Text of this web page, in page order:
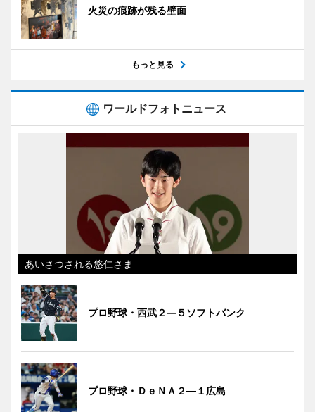
火災の痕跡が残る壁面
もっと見る
ワールドフォトニュース
あいさつされる悠仁さま
プロ野球・西武２―５ソフトバンク
プロ野球・ＤｅＮＡ２―１広島